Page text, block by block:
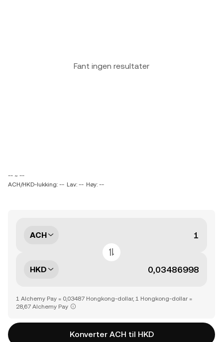
Fant ingen resultater
-- ~ --
ACH/HKD-lukking: -- Lav: -- Høy: --
ACH
HKD
1 Alchemy Pay = 0,03487 Hongkong-dollar, 1 Hongkong-dollar =
28,67 Alchemy Pay
Konverter ACH til HKD